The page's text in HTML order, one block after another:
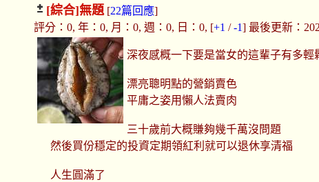
[綜合]無題 [22篇回應]
評分：0, 年：0, 月：0, 週：0, 日：0, [+1 /-1] 最後更新：
深夜感概一下要是當女的這輩子有多輕
漂亮聰明點的營銷賣色
平庸之姿用懶人法賣肉
三十歲前大概賺夠幾千萬沒問題
然後買份穩定的投資定期領紅利就可以退休享清福
人生圓滿了